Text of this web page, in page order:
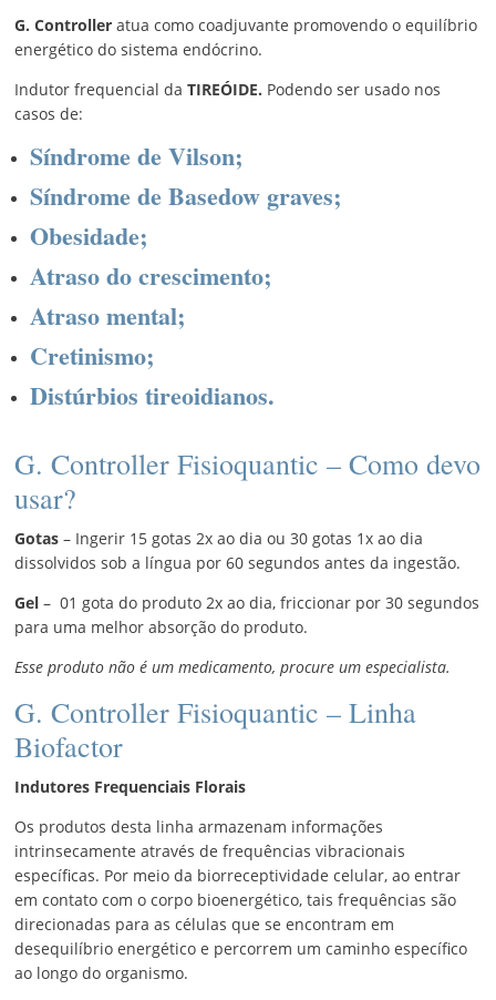
G. Controller atua como coadjuvante promovendo o equilíbrio
energético do sistema endócrino.
Indutor frequencial daTIREÓIDE. Podendo ser usado nos
casos de:
Síndrome de Vilson;
Síndrome de Basedow graves;
Obesidade;
Atraso do crescimento;
Atraso mental;
Cretinismo;
Distúrbios tireoidianos.
G. Controller Fisioquantic – Como devo
usar?
Gotas – Ingerir 15 gotas 2x ao dia ou 30 gotas 1x ao dia
dissolvidos sob a língua por 60 segundos antes da ingestão.
Gel – 01 gota do produto 2x ao dia, friccionar por 30 segundos
para uma melhor absorção do produto.
Esse produto não é um medicamento, procure um especialista.
G. Controller Fisioquantic – Linha
Biofactor
Indutores Frequenciais Florais
Os produtos desta linha armazenam informações
intrinsecamente através de frequências vibracionais
específicas. Por meio da biorreceptividade celular, ao entrar
em contato com o corpo bioenergético, tais frequências são
direcionadas para as células que se encontram em
desequilíbrio energético e percorrem um caminho específico
ao longo do organismo.